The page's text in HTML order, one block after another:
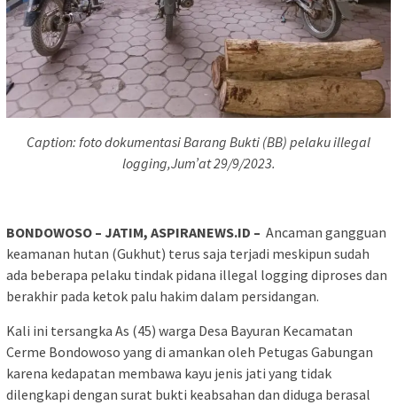
Caption: foto dokumentasi Barang Bukti (BB) pelaku illegal
logging,Jum’at 29/9/2023.
BONDOWOSO – JATIM, ASPIRANEWS.ID – Ancaman gangguan
keamanan hutan (Gukhut) terus saja terjadi meskipun sudah
ada beberapa pelaku tindak pidana illegal logging diproses dan
berakhir pada ketok palu hakim dalam persidangan.
Kali ini tersangka As (45) warga Desa Bayuran Kecamatan
Cerme Bondowoso yang di amankan oleh Petugas Gabungan
karena kedapatan membawa kayu jenis jati yang tidak
dilengkapi dengan surat bukti keabsahan dan diduga berasal